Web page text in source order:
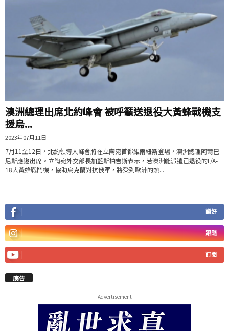
澳洲總理出席北約峰會 被呼籲送退役大黃蜂戰機支
援烏...
2023年07月11日
7月11至12日，北約領導人峰會將在立陶宛首都維爾紐斯登場，澳洲總理阿爾巴
尼斯應邀出席。立陶宛外交部長加藍斯柏吉斯表示，若澳洲能派遣已退役的F/A-
18大黃蜂戰鬥機，協助烏克蘭對抗俄軍，將受到歐洲的熱...
讚好
跟隨
訂閱
廣告
- Advertisement -